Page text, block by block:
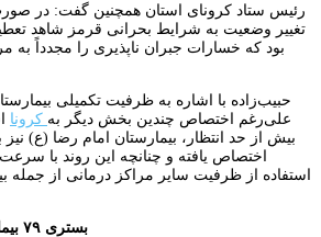
رئیس ستاد کرونای استان همچنین گفت: در
تغییر وضعیت به شرایط بحرانی قرمز شاهد
بود که خسارات جبران ناپذیری را مجدداً به
حبیب‌زاده با اشاره به ظرفیت تکمیلی
علی‌رغم اختصاص چندین بخش دیگر به کرونا
بیش از حد انتظار، بیمارستان امام رضا (ع) نیز
اختصاص یافته و چنانچه این روند با
استفاده از ظرفیت سایر مراکز درمانی از جمله
بستری ۷۹ بیمار جدید کرونایی در اردبیل